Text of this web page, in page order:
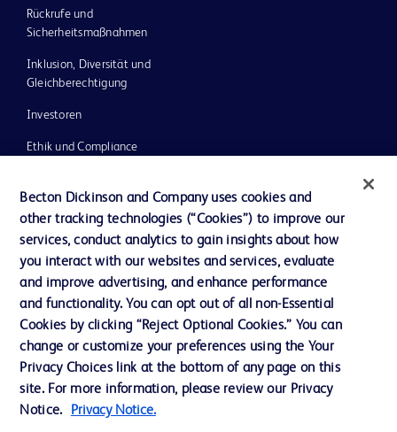
Rückrufe und
Sicherheitsmaßnahmen
Inklusion, Diversität und
Gleichberechtigung
Investoren
Ethik und Compliance
Neuigkeiten, Medien und Blogs
Support
Unser Unternehmen
AGB
Kontaktieren Sie uns
Cookie-Einstellungen
Becton Dickinson and Company uses cookies and
other tracking technologies (“Cookies”) to improve our
services, conduct analytics to gain insights about how
you interact with our websites and services, evaluate
and improve advertising, and enhance performance
and functionality. You can opt out of all non-Essential
Cookies by clicking “Reject Optional Cookies.” You can
change or customize your preferences using the Your
Privacy Choices link at the bottom of any page on this
site. For more information, please review our Privacy
Notice.
Privacy Notice.